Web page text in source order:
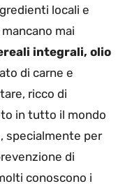
locali e
mai
integrali, olio
di carne e
ricco di
in tutto il mondo
specialmente per
di
conoscono i